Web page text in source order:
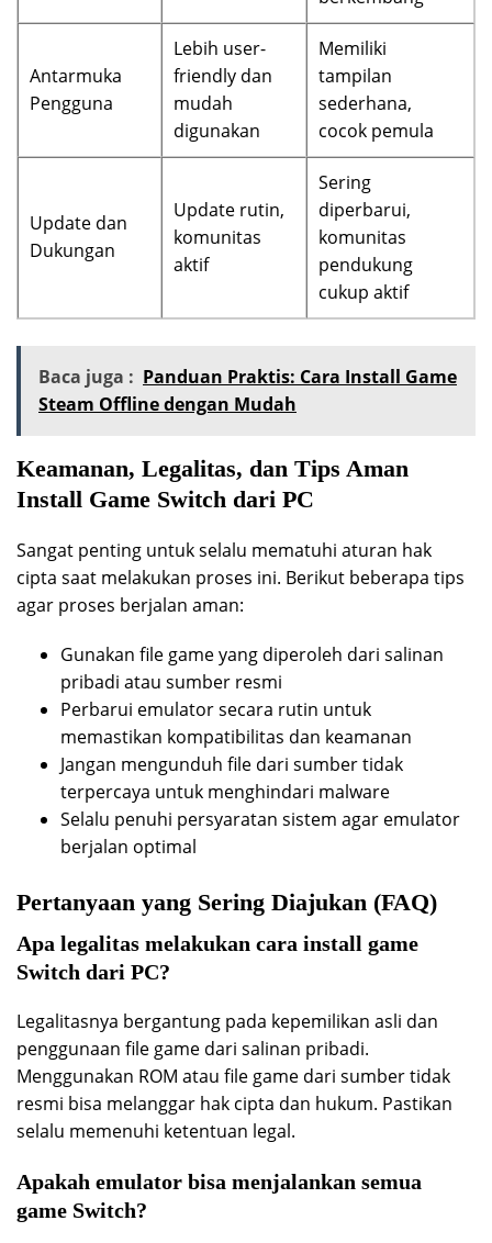
Antarmuka
Pengguna
Lebih user-
friendly dan
mudah
digunakan
Memiliki
tampilan
sederhana,
cocok pemula
Update dan
Dukungan
Update rutin,
komunitas
aktif
Sering
diperbarui,
komunitas
pendukung
cukup aktif
Baca juga : Panduan Praktis: Cara Install Game
Steam Offline dengan Mudah
Keamanan, Legalitas, dan Tips Aman
Install Game Switch dari PC
Sangat penting untuk selalu mematuhi aturan hak
cipta saat melakukan proses ini. Berikut beberapa tips
agar proses berjalan aman:
Gunakan file game yang diperoleh dari salinan
pribadi atau sumber resmi
Perbarui emulator secara rutin untuk
memastikan kompatibilitas dan keamanan
Jangan mengunduh file dari sumber tidak
terpercaya untuk menghindari malware
Selalu penuhi persyaratan sistem agar emulator
berjalan optimal
Pertanyaan yang Sering Diajukan (FAQ)
Apa legalitas melakukan cara install game
Switch dari PC?
Legalitasnya bergantung pada kepemilikan asli dan
penggunaan file game dari salinan pribadi.
Menggunakan ROM atau file game dari sumber tidak
resmi bisa melanggar hak cipta dan hukum. Pastikan
selalu memenuhi ketentuan legal.
Apakah emulator bisa menjalankan semua
game Switch?